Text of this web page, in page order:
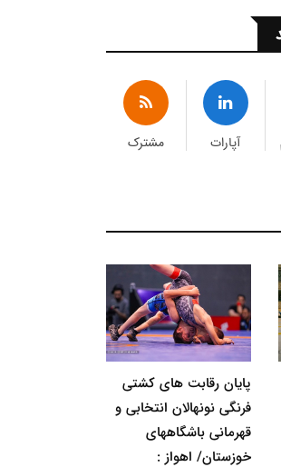
آپارات مشترک
پایان رقابت های کشتی
فرنگی نونهالان انتخابی و
قهرمانی باشگاههای
خوزستان/ اهواز :